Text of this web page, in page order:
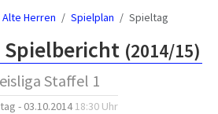
Alte Herren Spielplan Spieltag
Spielbericht (2014/15)
Staffel 1
- 03.10.201418:30 Uhr